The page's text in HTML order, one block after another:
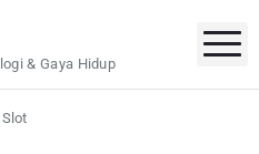
& Gaya Hidup
Slot